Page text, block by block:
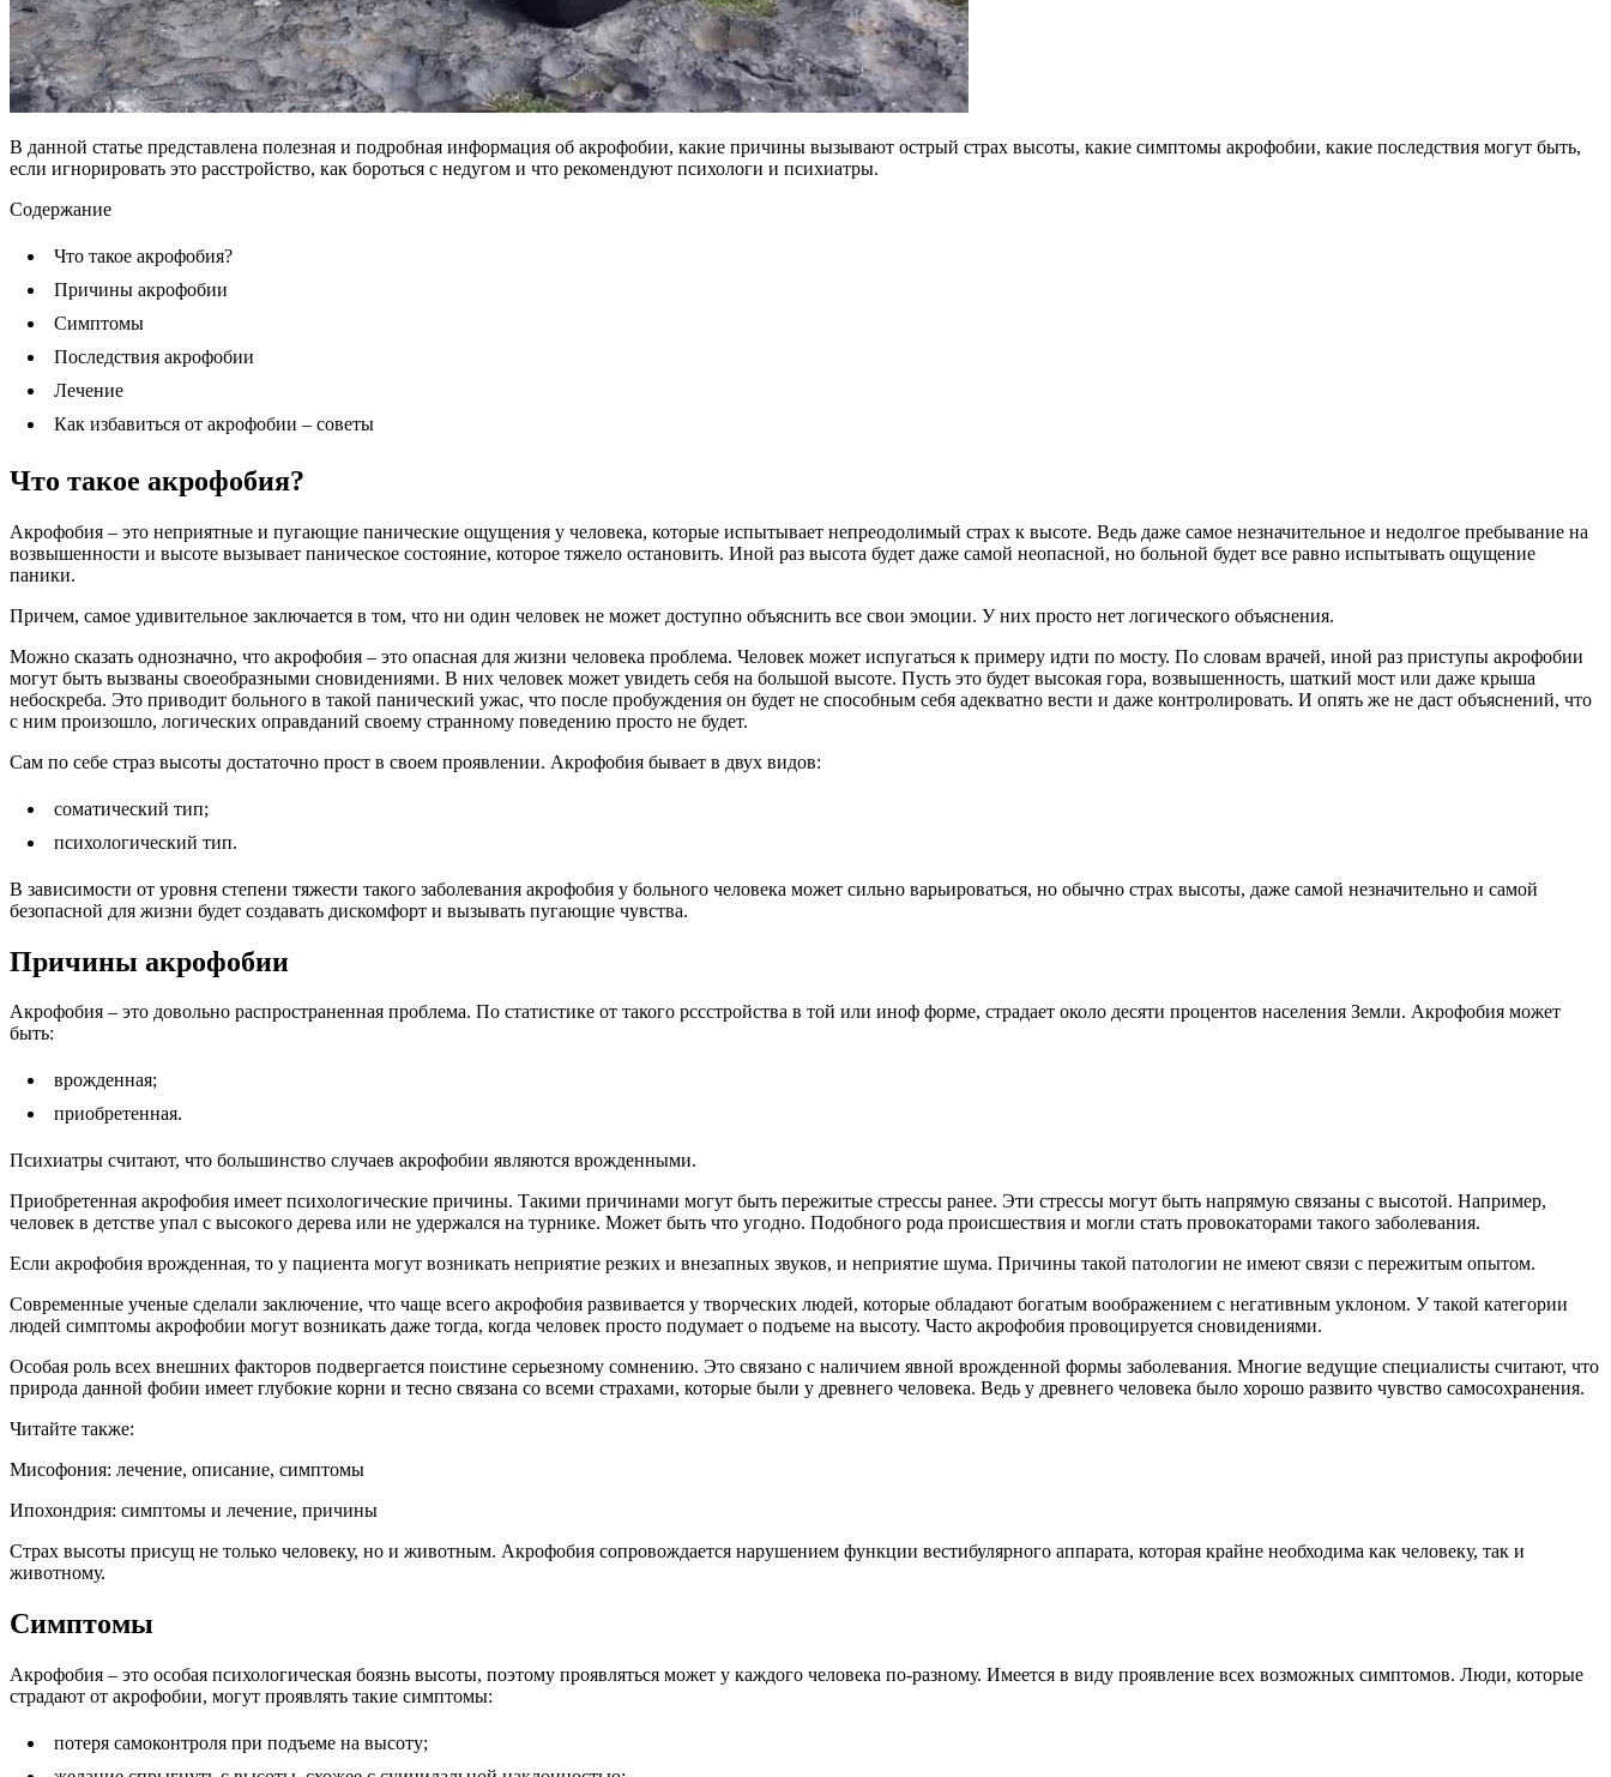
В данной статье представлена полезная и подробная информация об акрофобии, какие причины вызывают острый страх высоты, какие симптомы акрофобии, какие последствия могут быть,
если игнорировать это расстройство, как бороться с недугом и что рекомендуют психологи и психиатры.
Содержание
Что такое акрофобия?
Причины акрофобии
Симптомы
Последствия акрофобии
Лечение
Как избавиться от акрофобии – советы
Что такое акрофобия?
Акрофобия – это неприятные и пугающие панические ощущения у человека, которые испытывает непреодолимый страх к высоте. Ведь даже самое незначительное и недолгое пребывание на
возвышенности и высоте вызывает паническое состояние, которое тяжело остановить. Иной раз высота будет даже самой неопасной, но больной будет все равно испытывать ощущение
паники.
Причем, самое удивительное заключается в том, что ни один человек не может доступно объяснить все свои эмоции. У них просто нет логического объяснения.
Можно сказать однозначно, что акрофобия – это опасная для жизни человека проблема. Человек может испугаться к примеру идти по мосту. По словам врачей, иной раз приступы акрофобии
могут быть вызваны своеобразными сновидениями. В них человек может увидеть себя на большой высоте. Пусть это будет высокая гора, возвышенность, шаткий мост или даже крыша
небоскреба. Это приводит больного в такой панический ужас, что после пробуждения он будет не способным себя адекватно вести и даже контролировать. И опять же не даст объяснений, что
с ним произошло, логических оправданий своему странному поведению просто не будет.
Сам по себе страз высоты достаточно прост в своем проявлении. Акрофобия бывает в двух видов:
соматический тип;
психологический тип.
В зависимости от уровня степени тяжести такого заболевания акрофобия у больного человека может сильно варьироваться, но обычно страх высоты, даже самой незначительно и самой
безопасной для жизни будет создавать дискомфорт и вызывать пугающие чувства.
Причины акрофобии
Акрофобия – это довольно распространенная проблема. По статистике от такого рссстройства в той или иноф форме, страдает около десяти процентов населения Земли. Акрофобия может
быть:
врожденная;
приобретенная.
Психиатры считают, что большинство случаев акрофобии являются врожденными.
Приобретенная акрофобия имеет психологические причины. Такими причинами могут быть пережитые стрессы ранее. Эти стрессы могут быть напрямую связаны с высотой. Например,
человек в детстве упал с высокого дерева или не удержался на турнике. Может быть что угодно. Подобного рода происшествия и могли стать провокаторами такого заболевания.
Если акрофобия врожденная, то у пациента могут возникать неприятие резких и внезапных звуков, и неприятие шума. Причины такой патологии не имеют связи с пережитым опытом.
Современные ученые сделали заключение, что чаще всего акрофобия развивается у творческих людей, которые обладают богатым воображением с негативным уклоном. У такой категории
людей симптомы акрофобии могут возникать даже тогда, когда человек просто подумает о подъеме на высоту. Часто акрофобия провоцируется сновидениями.
Особая роль всех внешних факторов подвергается поистине серьезному сомнению. Это связано с наличием явной врожденной формы заболевания. Многие ведущие специалисты считают, что
природа данной фобии имеет глубокие корни и тесно связана со всеми страхами, которые были у древнего человека. Ведь у древнего человека было хорошо развито чувство самосохранения.
Читайте также:
Мисофония: лечение, описание, симптомы
Ипохондрия: симптомы и лечение, причины
Страх высоты присущ не только человеку, но и животным. Акрофобия сопровождается нарушением функции вестибулярного аппарата, которая крайне необходима как человеку, так и
животному.
Симптомы
Акрофобия – это особая психологическая боязнь высоты, поэтому проявляться может у каждого человека по-разному. Имеется в виду проявление всех возможных симптомов. Люди, которые
страдают от акрофобии, могут проявлять такие симптомы:
потеря самоконтроля при подъеме на высоту;